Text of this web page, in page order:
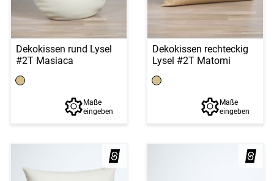
Dekokissen rund Lysel
#2T Masiaca
Maße
eingeben
Dekokissen rechteckig
Lysel #2T Matomi
Maße
eingeben